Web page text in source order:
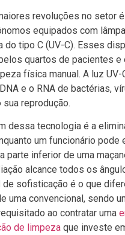
revoluções no setor
equipados com
do tipo C (UV-C). Esses
quartos de pacientes e
física manual. A luz UV-
e o RNA de bactérias,
reprodução.
dessa tecnologia é a
um funcionário pode
parte inferior de uma
alcance todos os
de sofisticação é o que
uma convencional, sendo
ao contratar uma
de limpeza que investe